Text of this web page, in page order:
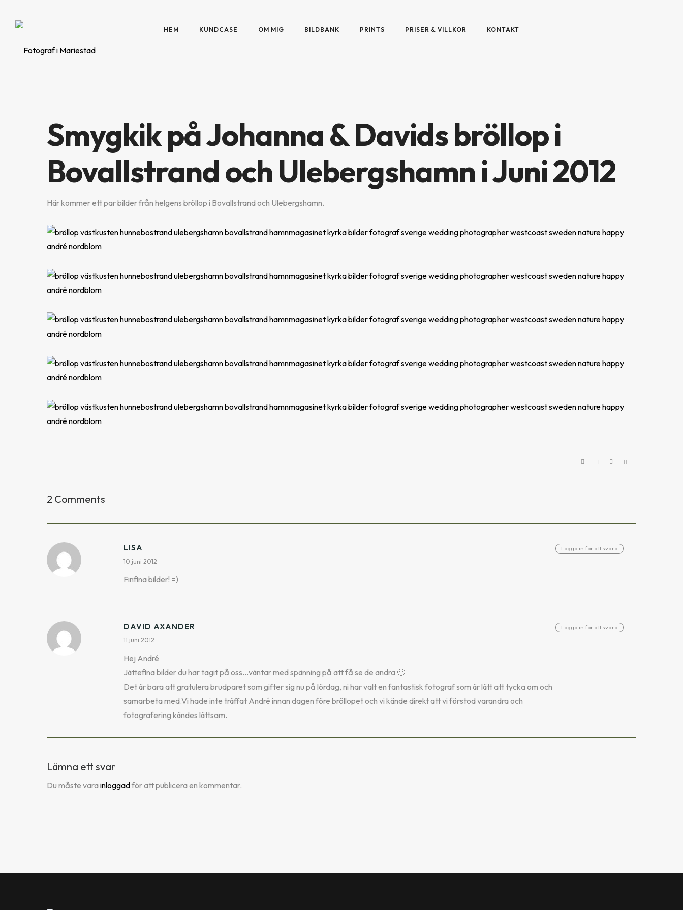
HEM KUNDCASE OM MIG BILDBANK PRINTS PRISER & VILLKOR KONTAKT
Smygkik på Johanna & Davids bröllop i
Bovallstrand och Ulebergshamn i Juni 2012
Här kommer ett par bilder från helgens bröllop i Bovallstrand och Ulebergshamn.
2 Comments
Logga in för att svara
LISA
10 juni 2012
Finfina bilder! =)
Logga in för att svara
DAVID AXANDER
11 juni 2012
Hej André
Jättefina bilder du har tagit på oss…väntar med spänning på att få se de andra 🙂
Det är bara att gratulera brudparet som gifter sig nu på lördag, ni har valt en fantastisk fotograf som är lätt att tycka om och
samarbeta med.Vi hade inte träffat André innan dagen före bröllopet och vi kände direkt att vi förstod varandra och
fotografering kändes lättsam.
Lämna ett svar
Du måste varainloggadför att publicera en kommentar.